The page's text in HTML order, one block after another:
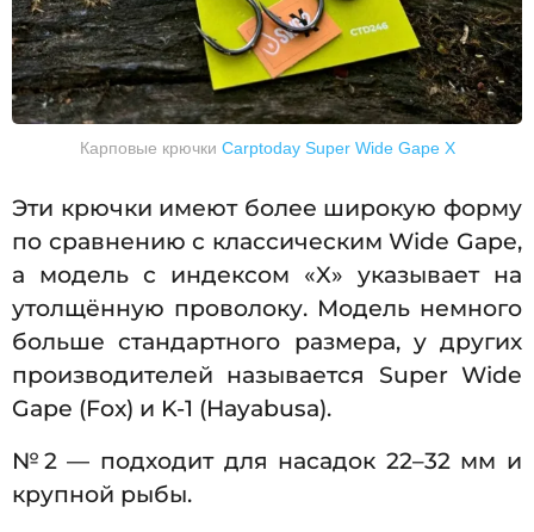
Карповые крючки Carptoday Super Wide Gape X
Эти крючки имеют более широкую форму
по сравнению с классическим Wide Gape,
а модель с индексом «X» указывает на
утолщённую проволоку. Модель немного
больше стандартного размера, у других
производителей называется Super Wide
Gape (Fox) и K-1 (Hayabusa).
№2 — подходит для насадок 22–32 мм и
крупной рыбы.